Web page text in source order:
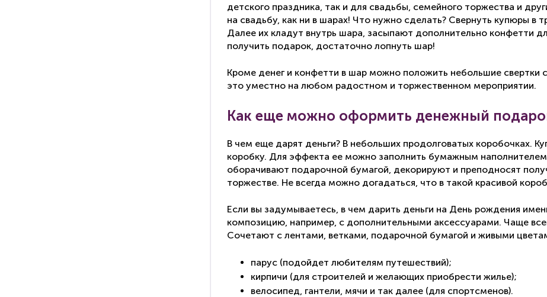
детского праздника, так и для свадьбы, семейного торжества и
на свадьбу, как ни в шарах! Что нужно сделать? Свернуть купюры в
Далее их кладут внутрь шара, засыпают дополнительно конфетти
получить подарок, достаточно лопнуть шар!
Кроме денег и конфетти в шар можно положить небольшие свертки
это уместно на любом радостном и торжественном мероприятии.
Как еще можно оформить денежный
В чем еще дарят деньги? В небольших продолговатых коробочках.
коробку. Для эффекта ее можно заполнить бумажным
оборачивают подарочной бумагой, декорируют и преподносят
торжестве. Не всегда можно догадаться, что в такой красивой
Если вы задумываетесь, в чем дарить деньги на День рождения
композицию, например, с дополнительными аксессуарами. Чаще
Сочетают с лентами, ветками, подарочной бумагой и живыми
парус (подойдет любителям путешествий);
кирпичи (для строителей и желающих приобрести жилье);
велосипед, гантели, мячи и так далее (для спортсменов).